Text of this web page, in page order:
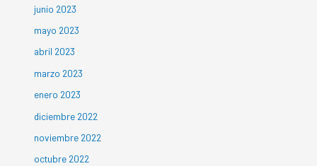
junio 2023
mayo 2023
abril 2023
marzo 2023
enero 2023
diciembre 2022
noviembre 2022
octubre 2022